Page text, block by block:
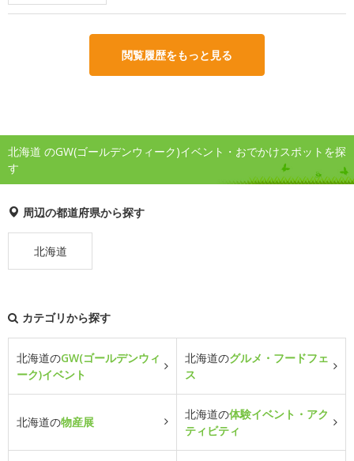
閲覧履歴をもっと見る
北海道 のGW(ゴールデンウィーク)イベント・おでかけスポットを探
す
周辺の都道府県から探す
北海道
カテゴリから探す
北海道のGW(ゴールデンウィ
ーク)イベント
北海道のグルメ・フードフェ
ス
北海道の物産展
北海道の体験イベント・アク
ティビティ